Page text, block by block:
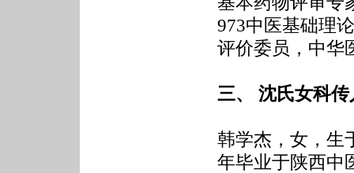
973中医基础理
评价委员，中华
三、 沈氏女科
韩学杰，女，生
年毕业于陕西中